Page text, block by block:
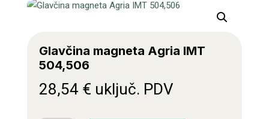
Glavčina magneta Agria IMT
504,506
28,54 € uključ. PDV